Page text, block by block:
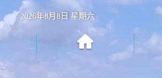
2026年8月8日 星期六